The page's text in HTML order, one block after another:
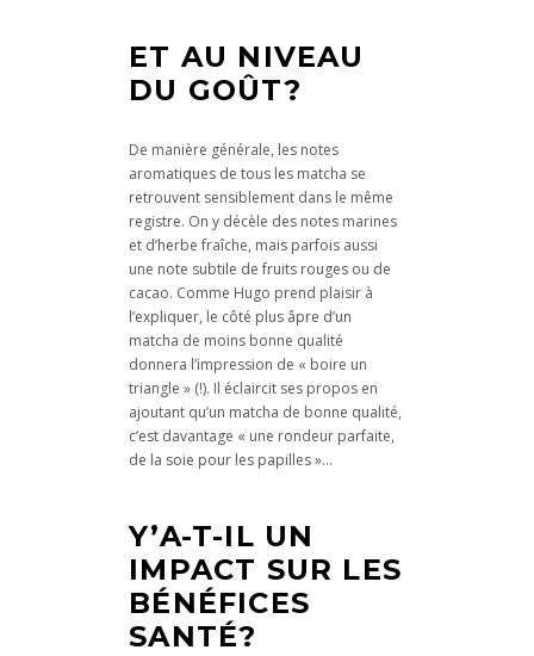
ET AU NIVEAU
DU GOÛT?
De manière générale, les notes
aromatiques de tous les matcha se
retrouvent sensiblement dans le même
registre. On y décèle des notes marines
et d’herbe fraîche, mais parfois aussi
une note subtile de fruits rouges ou de
cacao. Comme Hugo prend plaisir à
l’expliquer, le côté plus âpre d’un
matcha de moins bonne qualité
donnera l’impression de « boire un
triangle » (!). Il éclaircit ses propos en
ajoutant qu’un matcha de bonne qualité,
c’est davantage « une rondeur parfaite,
de la soie pour les papilles »…
Y’A-T-IL UN
IMPACT SUR LES
BÉNÉFICES
SANTÉ?